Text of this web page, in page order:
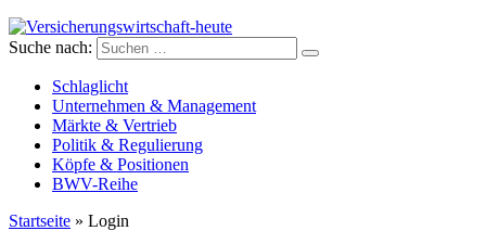
Versicherungswirtschaft-heute
Suche nach:
Schlaglicht
Unternehmen & Management
Märkte & Vertrieb
Politik & Regulierung
Köpfe & Positionen
BWV-Reihe
Startseite » Login